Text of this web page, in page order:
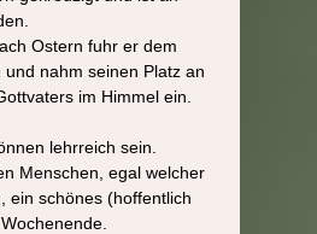
Ostern fuhr er dem
nahm seinen Platz an
im Himmel ein.
lehrreich sein.
Menschen, egal welcher
ein schönes (hoffentlich